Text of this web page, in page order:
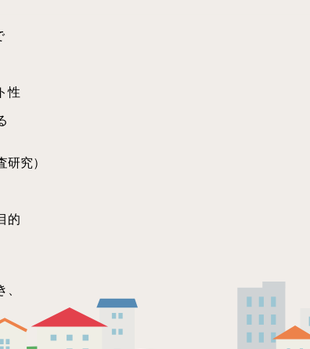
性
究）
的